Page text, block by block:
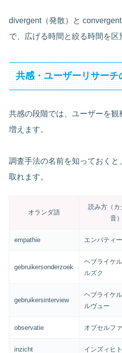
divergent（発散）と
で、広げる時間と絞る時間を区
共感・ユーザーリサーチ
共感の段階では、ユーザーを
増えます。
調査手法の名前を知っておく
取れます。
オランダ語
読み方（カ
音）
empathie エンパティー
gebruikersonderzoek
ヘブライケ
ルズク
gebruikersinterview
ヘブライケ
ルヴュー
observatie オブセルフ
inzicht インズィヒト